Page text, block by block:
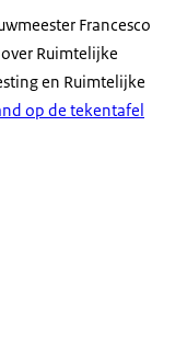
Francesco
Ruimtelijke
en Ruimtelijke
op de tekentafel